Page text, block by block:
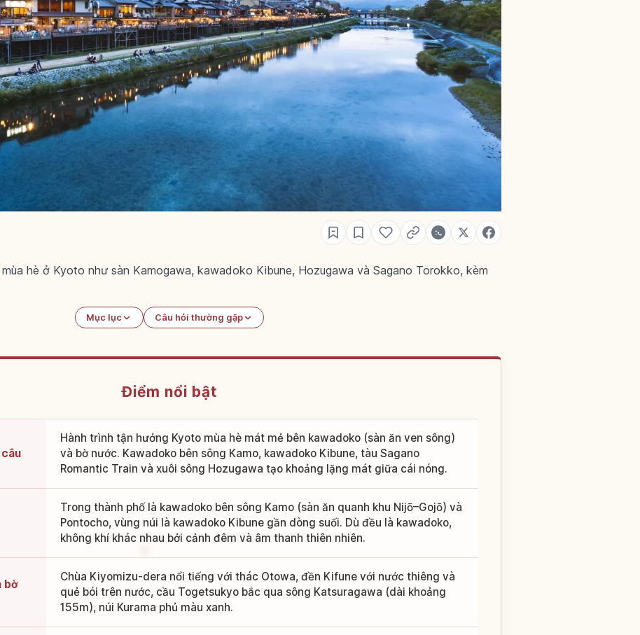
hè ở Kyoto như sàn Kamogawa, kawadoko Kibune, Hozugawa và Sagano Torokko, kèm
Mục lục Câu hỏi thường gặp
Điểm nổi bật
Hành trình tận hưởng Kyoto mùa hè mát mẻ bên kawadoko (sàn ăn ven sông)
và bờ nước. Kawadoko bên sông Kamo, kawadoko Kibune, tàu Sagano
Romantic Train và xuôi sông Hozugawa tạo khoảng lặng mát giữa cái nóng.
Trong thành phố là kawadoko bên sông Kamo (sàn ăn quanh khu Nijō–Gojō) và
Pontocho, vùng núi là kawadoko Kibune gần dòng suối. Dù đều là kawadoko,
không khí khác nhau bởi cảnh đêm và âm thanh thiên nhiên.
bờ
Chùa Kiyomizu-dera nổi tiếng với thác Otowa, đền Kifune với nước thiêng và
quẻ bói trên nước, cầu Togetsukyo bắc qua sông Katsuragawa (dài khoảng
155m), núi Kurama phủ màu xanh.